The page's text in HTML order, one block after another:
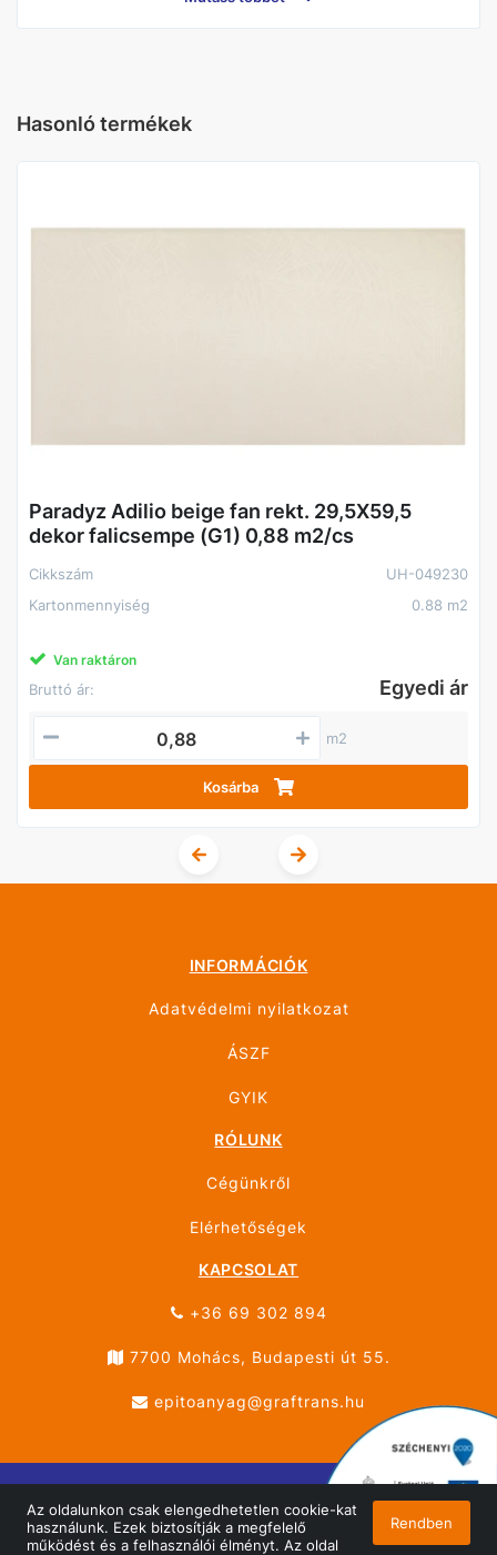
Az oldalunkon csak elengedhetetlen cookie-kat
használunk. Ezek biztosítják a megfelelő
működést és a felhasználói élményt. Az oldal
Rendben
központ Gyártói cikkszám 1
központ Szortiment
Nem szortiment termék a
Hasonló termékek
Paradyz Adilio beige fan rekt. 29,5X59,5
dekor falicsempe (G1) 0,88 m2/cs
Cikkszám
UH-049230
Kartonmennyiség
0.88 m2
Van raktáron
Bruttó ár: Egyedi ár
m2
Kosárba
INFORMÁCIÓK
Adatvédelmi nyilatkozat
ÁSZF
GYIK
RÓLUNK
Cégünkről
Elérhetőségek
KAPCSOLAT
+36 69 302 894
7700 Mohács, Budapesti út 55.
epitoanyag@graftrans.hu
© ÚJHÁZ GRÁF TRANS MOHÁCS 2026 Minden jog
fenntartva!